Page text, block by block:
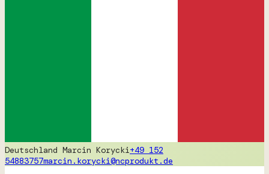
Deutschland Marcin Korycki +49 152
54883757marcin.korycki@ncprodukt.de